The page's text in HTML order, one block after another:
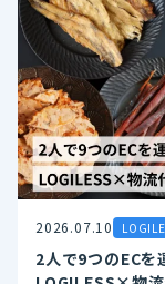
2026.07.10
2人で9つのECを